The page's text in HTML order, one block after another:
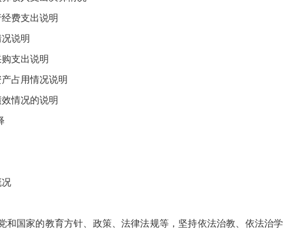
费支出说明
说明
支出说明
占用情况说明
情况的说明
国家的教育方针、政策、法律法规等，坚持依法治教、依法治